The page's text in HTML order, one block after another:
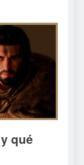
qué